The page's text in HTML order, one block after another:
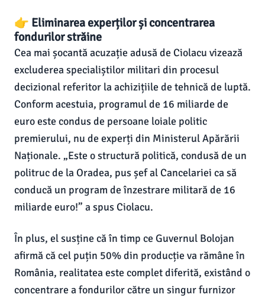
👉 Eliminarea experților și concentrarea
fondurilor străine
Cea mai șocantă acuzație adusă de Ciolacu vizează
excluderea specialiștilor militari din procesul
decizional referitor la achizițiile de tehnică de luptă.
Conform acestuia, programul de 16 miliarde de
euro este condus de persoane loiale politic
premierului, nu de experți din Ministerul Apărării
Naționale. „Este o structură politică, condusă de un
politruc de la Oradea, pus șef al Cancelariei ca să
conducă un program de înzestrare militară de 16
miliarde euro!” a spus Ciolacu.
În plus, el susține că în timp ce Guvernul Bolojan
afirmă că cel puțin 50% din producție va rămâne în
România, realitatea este complet diferită, existând o
concentrare a fondurilor către un singur furnizor